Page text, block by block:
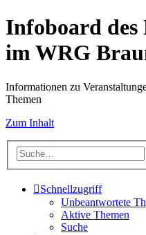
Infoboard des
im WRG
Informationen zu
Themen
Zum Inhalt
Schnellzugriff
Unbeantwortete
Aktive Themen
Suche